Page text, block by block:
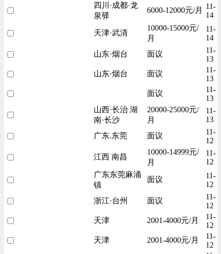
四川·成都·龙
泉驿
6000-12000元/月
11-
14
天津·武清
10000-15000元/
月
11-
14
山东·烟台
面议
11-
13
山东·烟台
面议
11-
13
面议
11-
13
山西·长治 湖
南·长沙
20000-25000元/
月
11-
13
广东.东莞
面议
11-
12
江西 南昌
10000-14999元/
月
11-
12
广东东莞麻涌
镇
面议
11-
12
浙江·台州
面议
11-
12
天津
2001-4000元/月
11-
12
天津
2001-4000元/月
11-
12